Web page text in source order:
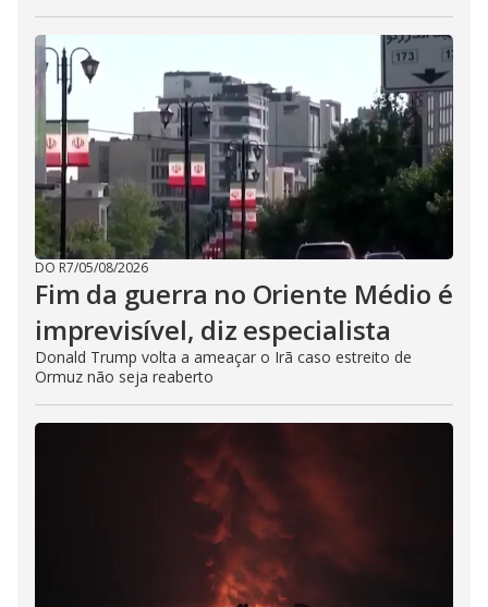
DO R7/05/08/2026
Fim da guerra no Oriente Médio é
imprevisível, diz especialista
Donald Trump volta a ameaçar o Irã caso estreito de
Ormuz não seja reaberto